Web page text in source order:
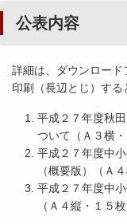
公表内容
詳細は、ダウンロー
印刷（長辺とじ）する
平成２７年度秋
ついて（Ａ３横・
平成２７年度中
（概要版）（Ａ
平成２７年度中
（Ａ４縦・１５枚